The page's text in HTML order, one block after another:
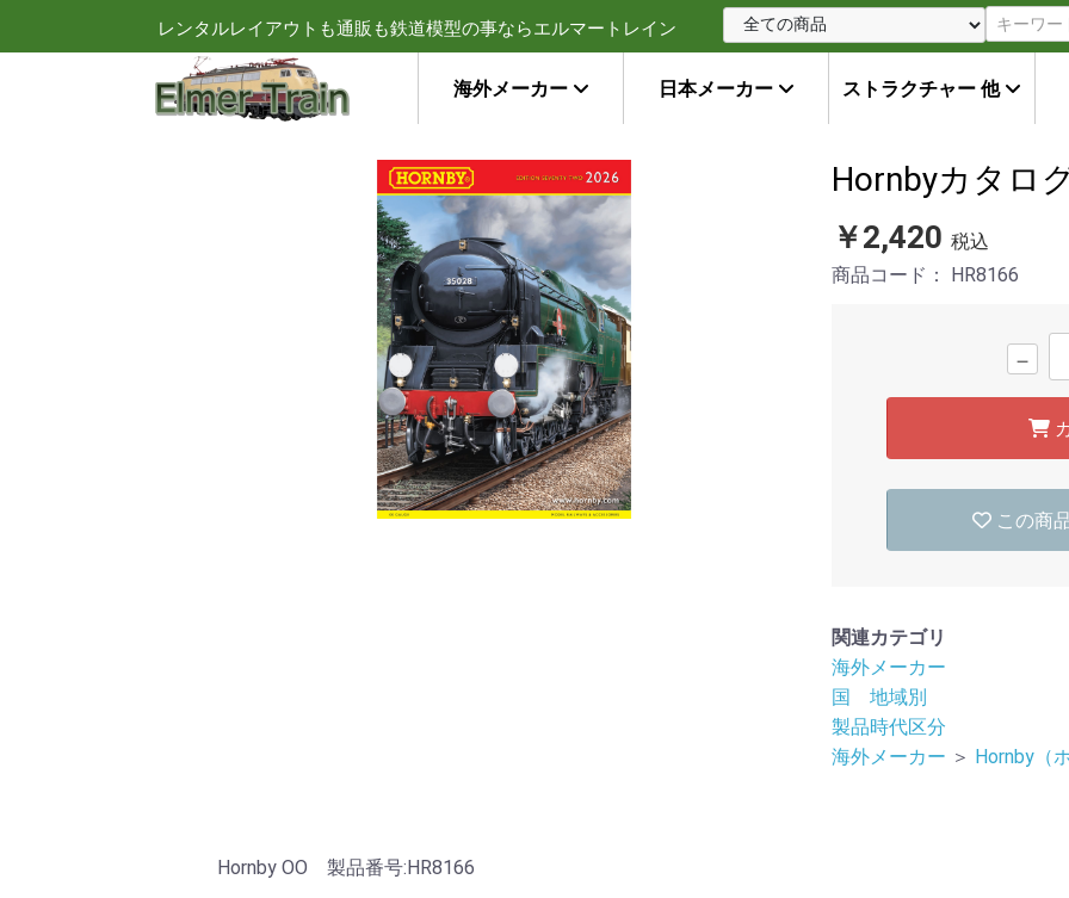
レンタルレイアウトも通販も鉄道模型の事ならエルマートレイン
海外メーカー 日本メーカー ストラクチャー 他
Hornbyカタロ
￥2,420 税込
商品コード： HR8166
－
この商
関連カテゴリ
海外メーカー
国 地域別
製品時代区分
海外メーカー ＞ Hornby（
Hornby OO 製品番号:HR8166